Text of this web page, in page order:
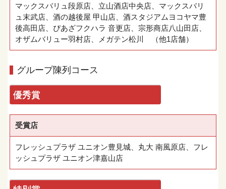
マックスバリュ段原店、立山酒店中央店、マックスバリ
ュ末武店、酒の越後屋 甲山店、酒スタジアムヨコヤマ豊
後高田店、ぴあざフクハラ 音更店、宗形商店八山田店、
オザムバリュー羽村店、メガテン松川 （他1店舗）
グループ陳列コース
優秀賞
受賞店
フレッシュプラザ ユニオン豊見城、丸大 南風原店、フレ
ッシュプラザ ユニオン津嘉山店